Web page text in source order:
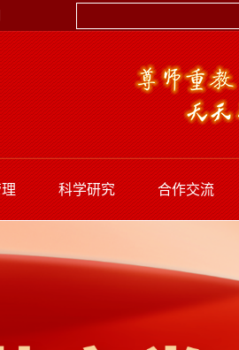
科学研究 合作交流